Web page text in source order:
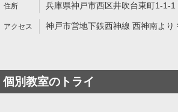
兵庫県神戸市西区井吹台東町1-1-
神戸市営地下鉄西神線 西神南より
個別教室のトライ